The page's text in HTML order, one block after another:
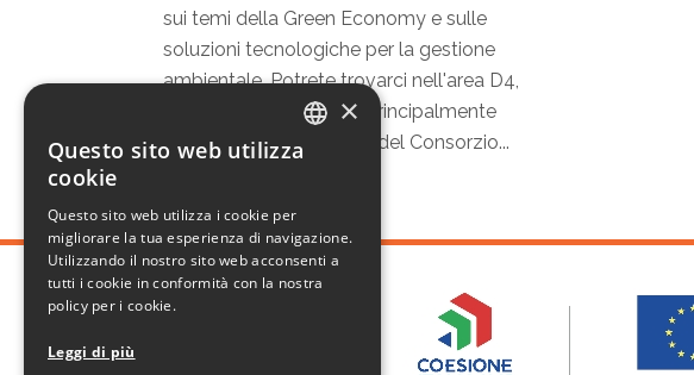
sui temi della Green Economy e sulle
soluzioni tecnologiche per la gestione
ambientale. Potrete trovarci nell'area D4,
allo stand 06, che sarà principalmente
presidiato dai ricercatori del Consorzio...
×
Questo sito web utilizza
cookie
Questo sito web utilizza i cookie per
migliorare la tua esperienza di navigazione.
Utilizzando il nostro sito web acconsenti a
tutti i cookie in conformità con la nostra
policy per i cookie.
Leggi di più